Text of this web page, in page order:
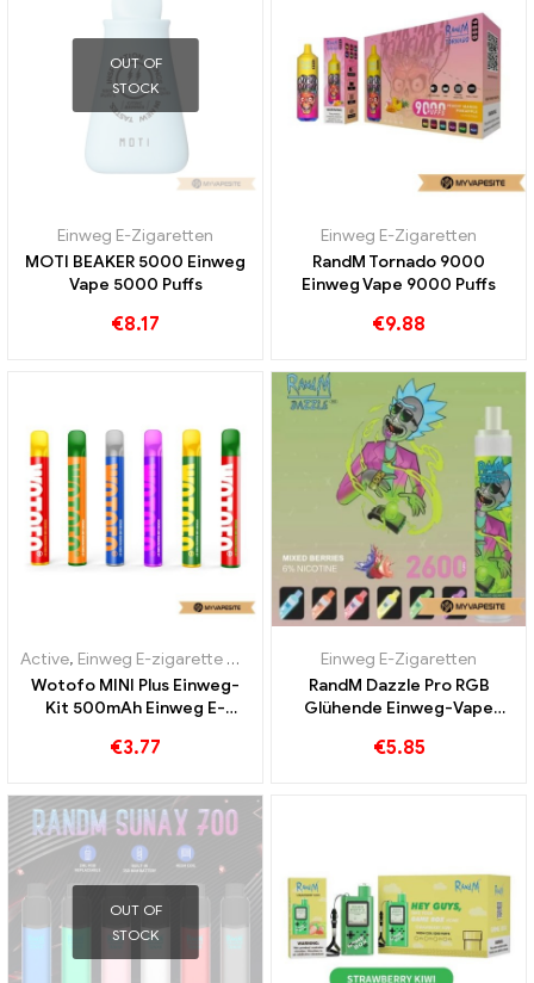
OUT OF
STOCK
Einweg E-Zigaretten
MOTI BEAKER 5000 Einweg
Vape 5000 Puffs
€8.17
Einweg E-Zigaretten
RandM Tornado 9000
Einweg Vape 9000 Puffs
€9.88
Active, Einweg E-zigarette mit Nikotin
Einweg E-Zigaretten
Wotofo MINI Plus Einweg-
Kit 500mAh Einweg E-
Custom
€3.77
Einweg E-Zigaretten
RandM Dazzle Pro RGB
Glühende Einweg-Vape
€5.85
OUT OF
STOCK